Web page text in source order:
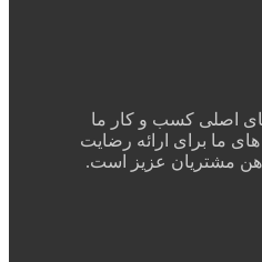
اصلی کسب و کار ما
ما برای ارائه رضایت
مشتریان عزیز است.